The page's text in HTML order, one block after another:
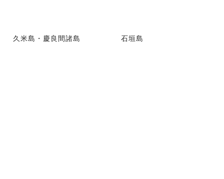
久米島・慶良間諸島 石垣島